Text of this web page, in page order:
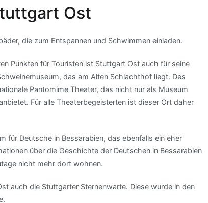
Ost
die zum Entspannen und Schwimmen einladen.
Punkten für Touristen ist Stuttgart Ost auch für seine
das am Alten Schlachthof liegt. Des
Pantomime Theater, das nicht nur als Museum
Für alle Theaterbegeisterten ist dieser Ort daher
für Deutsche in Bessarabien, das ebenfalls ein eher
über die Geschichte der Deutschen in Bessarabien
nicht mehr dort wohnen.
auch die Stuttgarter Sternenwarte. Diese wurde in den